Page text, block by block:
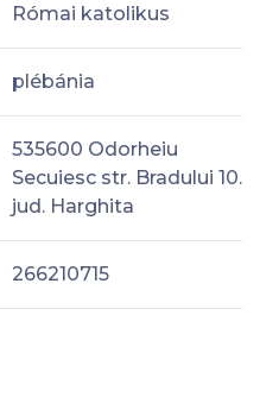
Római katolikus
plébánia
535600 Odorheiu
Secuiesc str. Bradului 10.
jud. Harghita
266210715